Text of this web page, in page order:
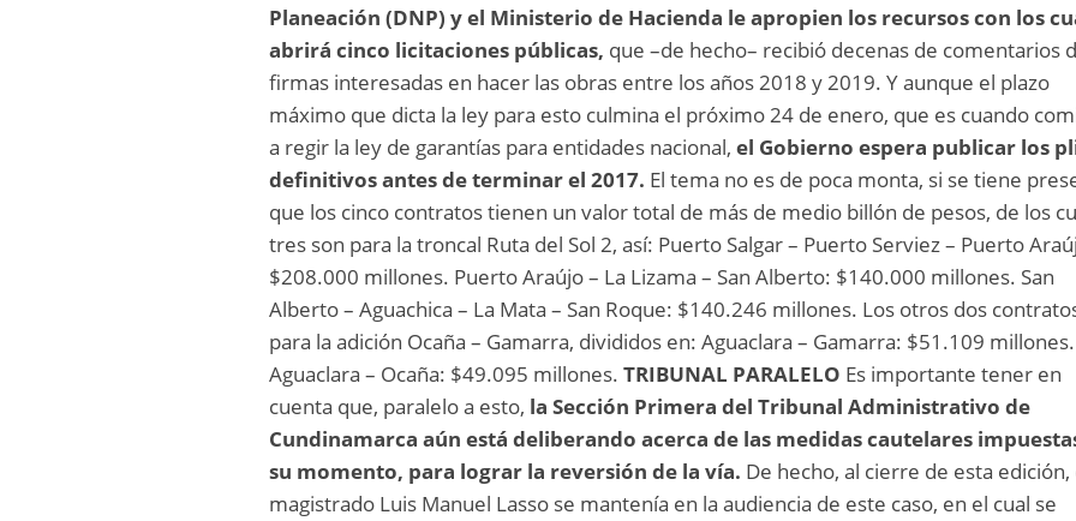
Planeación (DNP) y el Ministerio de Hacienda le apropien los recursos con los
abrirá cinco licitaciones públicas, que –de hecho– recibió decenas de comentarios
firmas interesadas en hacer las obras entre los años 2018 y 2019. Y aunque el plazo
máximo que dicta la ley para esto culmina el próximo 24 de enero, que es cuando
a regir la ley de garantías para entidades nacional, el Gobierno espera publicar los
definitivos antes de terminar el 2017. El tema no es de poca monta, si se tiene
que los cinco contratos tienen un valor total de más de medio billón de pesos, de los
tres son para la troncal Ruta del Sol 2, así: Puerto Salgar – Puerto Serviez – Puerto
$208.000 millones. Puerto Araújo – La Lizama – San Alberto: $140.000 millones. San
Alberto – Aguachica – La Mata – San Roque: $140.246 millones. Los otros dos
para la adición Ocaña – Gamarra, divididos en: Aguaclara – Gamarra: $51.109 millones.
Aguaclara – Ocaña: $49.095 millones.TRIBUNAL PARALELO Es importante tener en
cuenta que, paralelo a esto, la Sección Primera del Tribunal Administrativo de
Cundinamarca aún está deliberando acerca de las medidas cautelares
su momento, para lograr la reversión de la vía. De hecho, al cierre de esta edición,
magistrado Luis Manuel Lasso se mantenía en la audiencia de este caso, en el cual se